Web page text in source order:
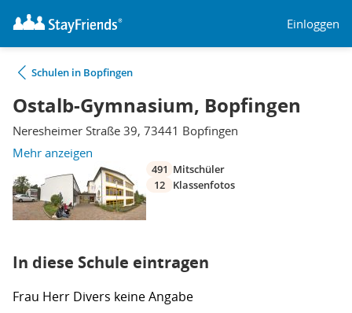
Einloggen
Schulen in Bopfingen
Ostalb-Gymnasium, Bopfingen
Neresheimer Straße 39, 73441 Bopfingen
Mehr anzeigen
491 Mitschüler
12
Klassenfotos
In diese Schule eintragen
Frau Herr Divers keine Angabe